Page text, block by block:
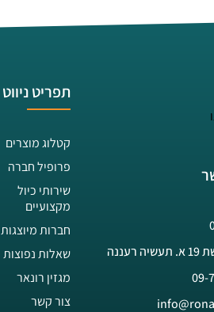
רעננה
תפריט ניווט
קטלוג מוצרים
פרופיל חברה
שירותי כיול
מקצועיים
חברות מיוצגות
שאלות נפוצות
מגזין רונאר
צור קשר